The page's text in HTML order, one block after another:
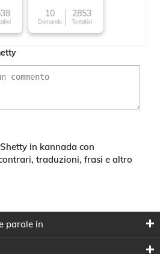
10
Domande
2853
Tentativi
in kannada con
traduzioni, frasi e altro
parole in